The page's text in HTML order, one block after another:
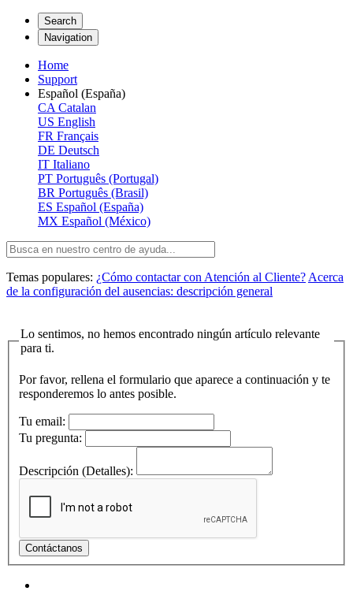
Search
Navigation
Home
Support
Español (España)
CA Catalan
US English
FR Français
DE Deutsch
IT Italiano
PT Português (Portugal)
BR Português (Brasil)
ES Español (España)
MX Español (México)
Temas populares: ¿Cómo contactar con Atención al Cliente? Acerca
de la configuración del ausencias: descripción general
Lo sentimos, no hemos encontrado ningún artículo relevante
para ti.
Por favor, rellena el formulario que aparece a continuación y te
responderemos lo antes posible.
Tu email:
Tu pregunta:
Descripción (Detalles):